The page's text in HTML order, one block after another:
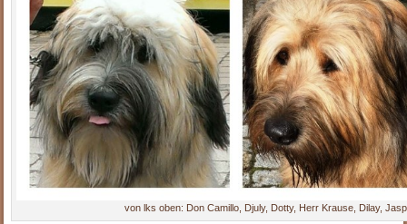
von lks oben: Don Camillo, Djuly, Dotty, Herr Krause, Dilay,